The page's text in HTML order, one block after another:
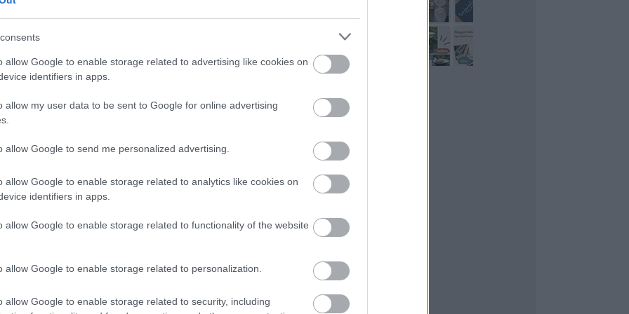
allow Google to enable storage related to advertising like cookies on
identifiers in apps.
allow my user data to be sent to Google for online advertising
allow Google to send me personalized advertising.
allow Google to enable storage related to analytics like cookies on
identifiers in apps.
allow Google to enable storage related to functionality of the website
allow Google to enable storage related to personalization.
allow Google to enable storage related to security, including
CÍMKÉK
advent (144)
art export(82)
DIY(303)
fenntarthatóság(71)
festés( 174)
fonal (73)
gyerekjáték( 73)
hobbyművész(81)